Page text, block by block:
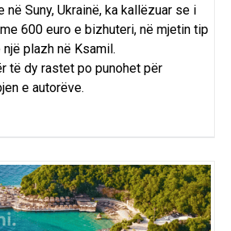
në Suny, Ukrainë, ka kallëzuar se i
600 euro e bizhuteri, në mjetin tip
një plazh në Ksamil.
të dy rastet po punohet për
e autorëve.